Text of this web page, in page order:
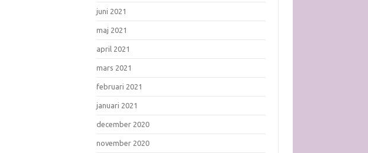
juni 2021
maj 2021
april 2021
mars 2021
februari 2021
januari 2021
december 2020
november 2020